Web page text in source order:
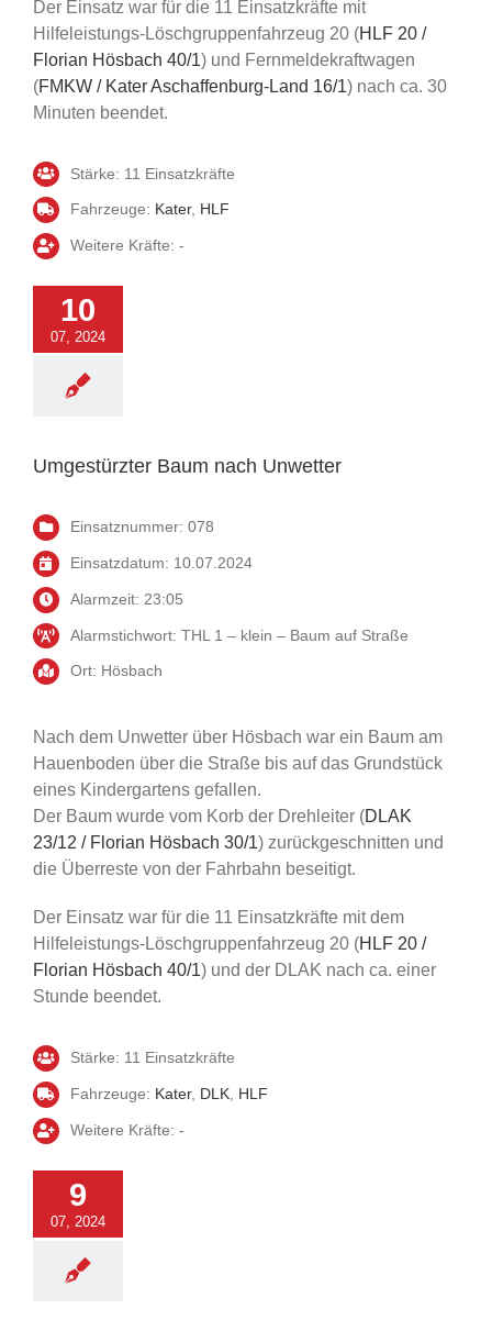
Der Einsatz war für die 11 Einsatzkräfte mit
Hilfeleistungs-Löschgruppenfahrzeug 20 (HLF 20 /
Florian Hösbach 40/1) und Fernmeldekraftwagen
(FMKW / Kater Aschaffenburg-Land 16/1) nach ca. 30
Minuten beendet.
Stärke: 11 Einsatzkräfte
Fahrzeuge: Kater, HLF
Weitere Kräfte: -
10
07, 2024
Umgestürzter Baum nach Unwetter
Einsatznummer: 078
Einsatzdatum: 10.07.2024
Alarmzeit: 23:05
Alarmstichwort: THL 1 – klein – Baum auf Straße
Ort: Hösbach
Nach dem Unwetter über Hösbach war ein Baum am
Hauenboden über die Straße bis auf das Grundstück
eines Kindergartens gefallen.
Der Baum wurde vom Korb der Drehleiter (DLAK
23/12 / Florian Hösbach 30/1) zurückgeschnitten und
die Überreste von der Fahrbahn beseitigt.
Der Einsatz war für die 11 Einsatzkräfte mit dem
Hilfeleistungs-Löschgruppenfahrzeug 20 (HLF 20 /
Florian Hösbach 40/1) und der DLAK nach ca. einer
Stunde beendet.
Stärke: 11 Einsatzkräfte
Fahrzeuge: Kater, DLK, HLF
Weitere Kräfte: -
9
07, 2024